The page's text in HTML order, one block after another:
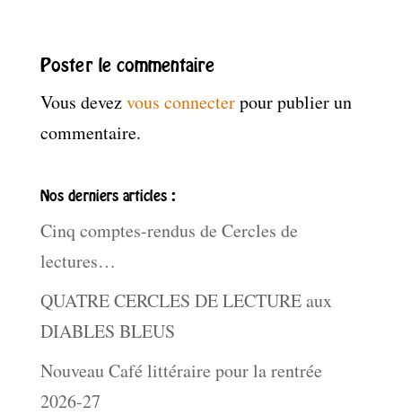
Poster le commentaire
Vous devezvous connecterpour publier un
commentaire.
Nos derniers articles :
Cinq comptes-rendus de Cercles de
lectures…
QUATRE CERCLES DE LECTURE aux
DIABLES BLEUS
Nouveau Café littéraire pour la rentrée
2026-27